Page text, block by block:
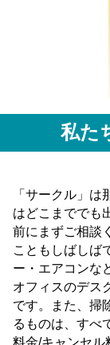
私た
「サークル」
はどこまででも
前にまずご相談
こともしばしば
ー・エアコンな
オフィスのデス
です。また、掃
るものは、すべ
料金/キャンセ